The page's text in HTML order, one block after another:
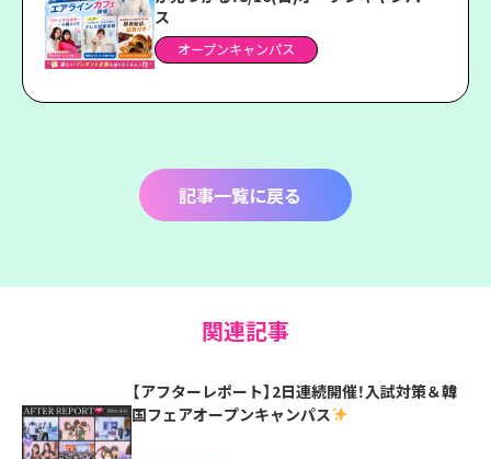
ス
オープンキャンパス
記事一覧に戻る
関連記事
【アフターレポート】2日連続開催！入試対策＆韓
国フェアオープンキャンパス